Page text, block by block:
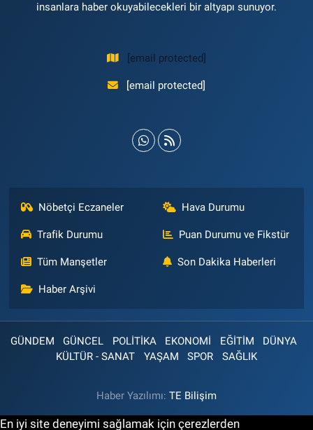
insanlara haber okuyabilecekleri bir altyapı sunuyor.
[email protected]
[email protected]
Nöbetçi Eczaneler Hava Durumu
Trafik Durumu Puan Durumu ve Fikstür
Tüm Manşetler Son Dakika Haberleri
Haber Arşivi
GÜNDEM GÜNCEL POLİTİKA EKONOMİ EĞİTİM
DÜNYA
KÜLTÜR - SANAT
YAŞAM SPOR SAĞLIK
Haber Yazılımı: TE Bilişim
En iyi site deneyimi sağlamak için çerezlerden